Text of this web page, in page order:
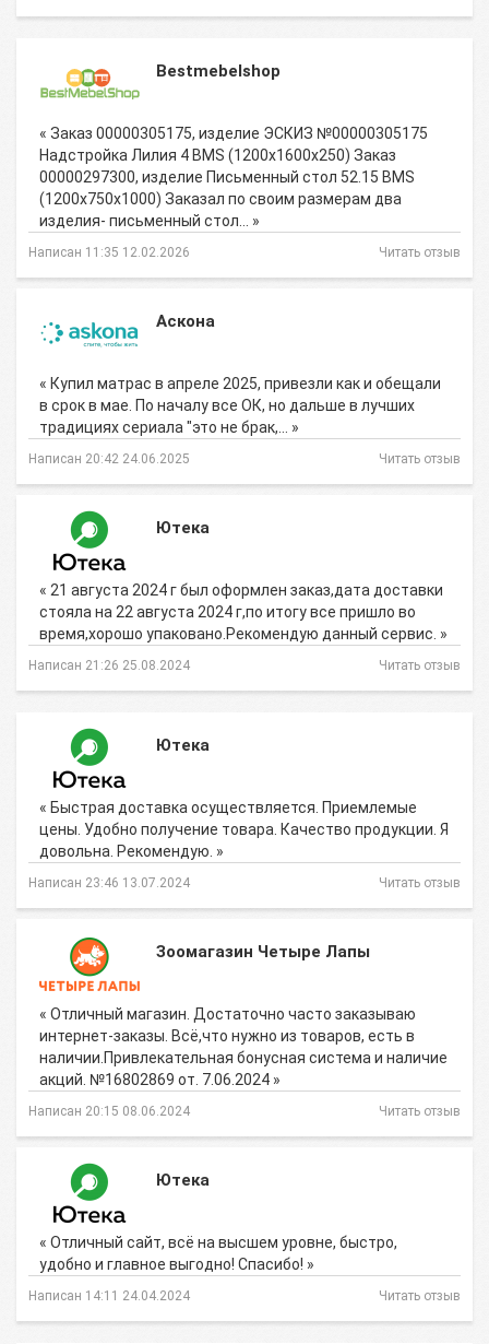
Bestmebelshop
« Заказ 00000305175, изделие ЭСКИЗ №00000305175
Надстройка Лилия 4 BMS (1200х1600х250) Заказ
00000297300, изделие Письменный стол 52.15 BMS
(1200х750х1000) Заказал по своим размерам два
изделия- письменный стол… »
Написан 11:35 12.02.2026 Читать отзыв
Аскона
« Купил матрас в апреле 2025, привезли как и обещали
в срок в мае. По началу все ОК, но дальше в лучших
традициях сериала "это не брак,… »
Написан 20:42 24.06.2025 Читать отзыв
Ютека
« 21 августа 2024 г был оформлен заказ,дата доставки
стояла на 22 августа 2024 г,по итогу все пришло во
время,хорошо упаковано.Рекомендую данный сервис. »
Написан 21:26 25.08.2024 Читать отзыв
Ютека
« Быстрая доставка осуществляется. Приемлемые
цены. Удобно получение товара. Качество продукции. Я
довольна. Рекомендую. »
Написан 23:46 13.07.2024 Читать отзыв
Зоомагазин Четыре Лапы
« Отличный магазин. Достаточно часто заказываю
интернет-заказы. Всё,что нужно из товаров, есть в
наличии.Привлекательная бонусная система и наличие
акций. №16802869 от. 7.06.2024 »
Написан 20:15 08.06.2024 Читать отзыв
Ютека
« Отличный сайт, всë на высшем уровне, быстро,
удобно и главное выгодно! Спасибо! »
Написан 14:11 24.04.2024 Читать отзыв